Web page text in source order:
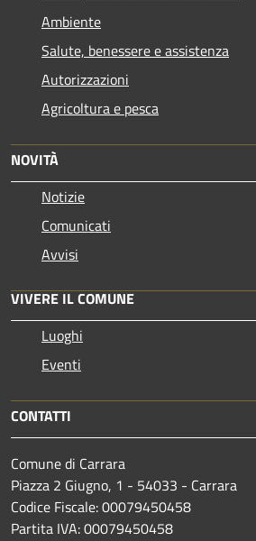
Ambiente
Salute, benessere e assistenza
Autorizzazioni
Agricoltura e pesca
NOVITÀ
Notizie
Comunicati
Avvisi
VIVERE IL COMUNE
Luoghi
Eventi
CONTATTI
Comune di Carrara
Piazza 2 Giugno, 1 - 54033 - Carrara
Codice Fiscale: 00079450458
Partita IVA: 00079450458